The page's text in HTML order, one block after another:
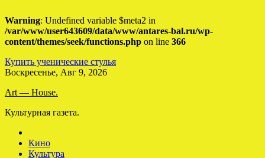
Warning: Undefined variable $meta2 in
/var/www/user643609/data/www/antares-bal.ru/wp-
content/themes/seek/functions.php on line 366
Купить ученические стулья
Skip
content
Воскресенье, Авг 9, 2026
Art — House.
Культурная газета.
Кино
Культура